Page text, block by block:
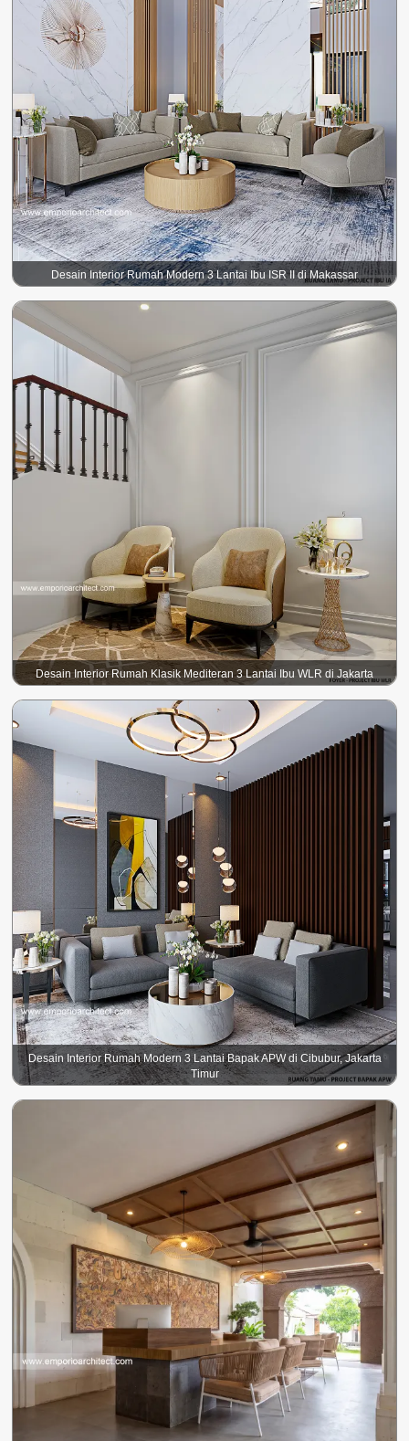
Desain Interior Rumah Modern 3 Lantai Ibu ISR II di Makassar
Desain Interior Rumah Klasik Mediteran 3 Lantai Ibu WLR di Jakarta
Desain Interior Rumah Modern 3 Lantai Bapak APW di Cibubur, Jakarta
Timur